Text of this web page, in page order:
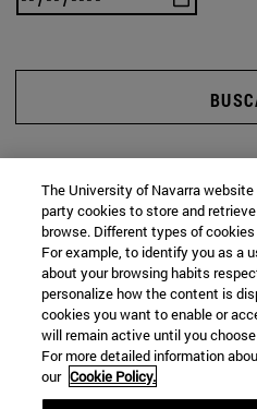
The University of Navarra
party cookies to store and
browse. Different types of
For example, to identify you as a
about your browsing habits
personalize how the content is
cookies you want to enable or
will remain active until you
For more detailed information
our Cookie Policy.